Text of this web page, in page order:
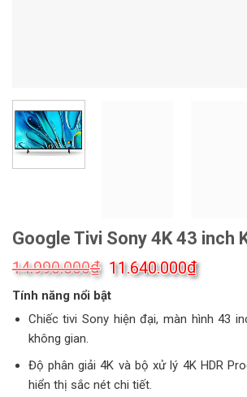
Google Tivi Sony 4K 43 inch
14.990.000₫ Giá
gốc
là:
14.990.000₫.
11.640.000₫Giá
hiện
là:
Tính năng nổi bật
Chiếc tivi Sony hiện đại, màn hình 43
không gian.
Độ phân giải 4K và bộ xử lý 4K HDR
hiển thị sắc nét chi tiết.